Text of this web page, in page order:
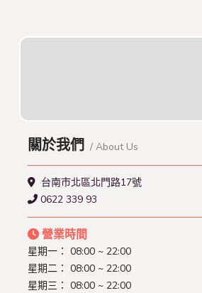
關於我們 / About Us
台南市北區北門路17號
0622 339 93
營業時間
星期一： 08:00 ~ 22:00
星期二： 08:00 ~ 22:00
星期三： 08:00 ~ 22:00